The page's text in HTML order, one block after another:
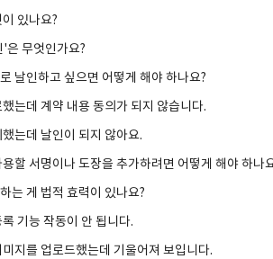
있나요?
은 무엇인가요?
날인하고 싶으면 어떻게 해야 하나요?
는데 계약 내용 동의가 되지 않습니다.
는데 날인이 되지 않아요.
할 서명이나 도장을 추가하려면 어떻게 해야 하나
는 게 법적 효력이 있나요?
기능 작동이 안 됩니다.
지를 업로드했는데 기울어져 보입니다.